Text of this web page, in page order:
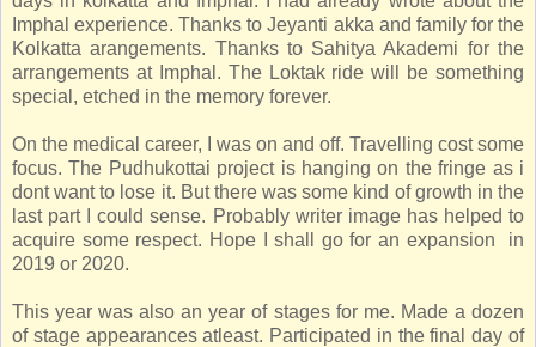
Imphal experience. Thanks to Jeyanti akka and family for the
Kolkatta arangements. Thanks to Sahitya Akademi for the
arrangements at Imphal. The Loktak ride will be something
special, etched in the memory forever.
On the medical career, I was on and off. Travelling cost some
focus. The Pudhukottai project is hanging on the fringe as i
dont want to lose it. But there was some kind of growth in the
last part I could sense. Probably writer image has helped to
acquire some respect. Hope I shall go for an expansion in
2019 or 2020.
This year was also an year of stages for me. Made a dozen
of stage appearances atleast. Participated in the final day of